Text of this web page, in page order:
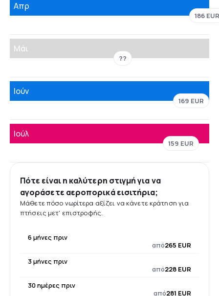
Απρ
186
Μάι
??
Ιούν
169 EUR
Ιούλ
159 EUR
Πότε είναι η καλύτερη στιγμή για να
αγοράσετε αεροπορικά εισιτήρια;
Μάθετε πόσο νωρίτερα αξίζει να κάνετε κράτηση για
πτήσεις μετ' επιστροφής.
6 μήνες πριν
από265 EUR
3 μήνες πριν
από228 EUR
30 ημέρες πριν
από281 EUR